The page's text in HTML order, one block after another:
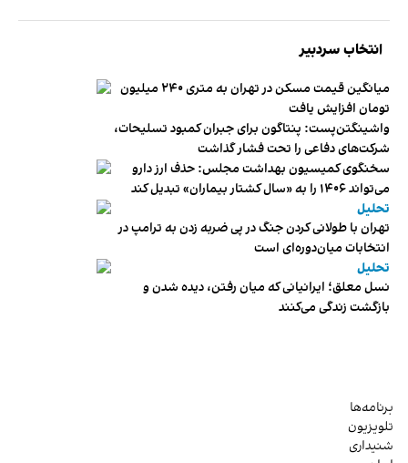
انتخاب سردبیر
میانگین قیمت مسکن در تهران به متری ۲۴۰ میلیون
تومان افزایش یافت
واشینگتن‌پست: پنتاگون برای جبران کمبود تسلیحات،
شرکت‌های دفاعی را تحت فشار گذاشت
سخنگوی کمیسیون بهداشت مجلس: حذف ارز دارو
می‌تواند ۱۴۰۶ را به «سال کشتار بیماران» تبدیل کند
تحلیل
تهران با طولانی کردن جنگ در پی ضربه زدن به ترامپ در
انتخابات میان‌دوره‌ای است
تحلیل
نسل معلق؛ ایرانیانی که میان رفتن، دیده شدن و
بازگشت زندگی می‌کنند
برنامه‌ها
تلویزیون
شنیداری